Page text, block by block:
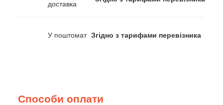
доставка
У поштомат Згідно з тарифами перевізника
Способи оплати